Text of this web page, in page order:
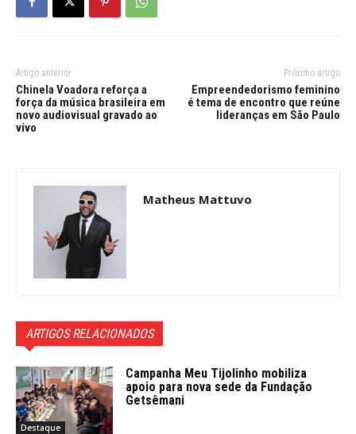
Artigo anterior
Chinela Voadora reforça a
força da música brasileira em
novo audiovisual gravado ao
vivo
Próximo artigo
Empreendedorismo feminino
é tema de encontro que reúne
lideranças em São Paulo
Matheus Mattuvo
ARTIGOS RELACIONADOS
Destaque
Campanha Meu Tijolinho mobiliza
apoio para nova sede da Fundação
Getsêmani